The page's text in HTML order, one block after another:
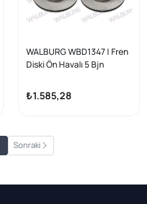
WALBURG WBD1347 | Fren
Diski Ön Havalı 5 Bjn
Logan Pick-Up 1.5 DCI
2007-| 2 Adet
₺1.585,28
Sonraki